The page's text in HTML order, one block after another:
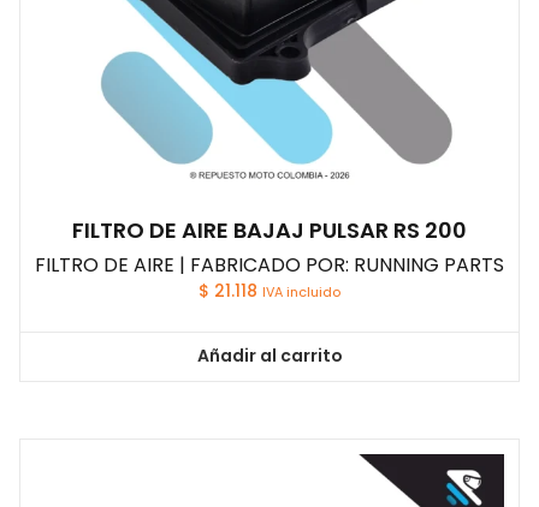
FILTRO DE AIRE BAJAJ PULSAR RS 200
FILTRO DE AIRE | FABRICADO POR: RUNNING PARTS
$ 21.118 IVA incluido
Añadir al carrito